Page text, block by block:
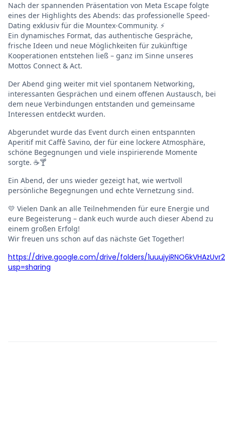
Nach der spannenden Präsentation von Meta Escape folgte
eines der Highlights des Abends: das professionelle Speed-
Dating exklusiv für die Mountex-Community. ⚡
Ein dynamisches Format, das authentische Gespräche,
frische Ideen und neue Möglichkeiten für zukünftige
Kooperationen entstehen ließ – ganz im Sinne unseres
Mottos Connect & Act.
Der Abend ging weiter mit viel spontanem Networking,
interessanten Gesprächen und einem offenen Austausch, bei
dem neue Verbindungen entstanden und gemeinsame
Interessen entdeckt wurden.
Abgerundet wurde das Event durch einen entspannten
Aperitif mit Caffè Savino, der für eine lockere Atmosphäre,
schöne Begegnungen und viele inspirierende Momente
sorgte. ☕🍸
Ein Abend, der uns wieder gezeigt hat, wie wertvoll
persönliche Begegnungen und echte Vernetzung sind.
💛 Vielen Dank an alle Teilnehmenden für eure Energie und
eure Begeisterung – dank euch wurde auch dieser Abend zu
einem großen Erfolg!
Wir freuen uns schon auf das nächste Get Together!
https://drive.google.com/drive/folders/
usp=sharing